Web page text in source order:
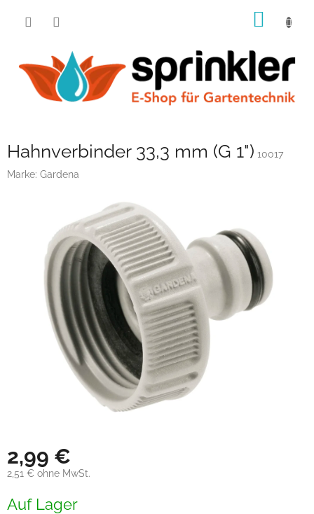
Hahnverbinder 33,3 mm (G 1") 10017
Marke: Gardena
2,99 €
2,51 € ohne MwSt.
Auf Lager